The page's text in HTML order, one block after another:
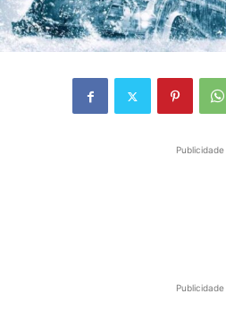
Publicidade
Publicidade